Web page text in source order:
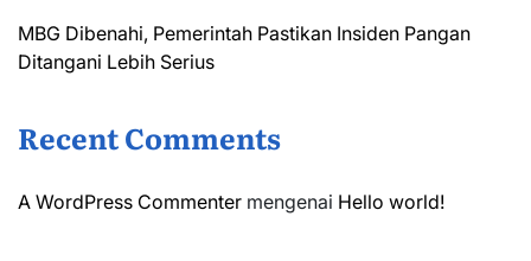
MBG Dibenahi, Pemerintah Pastikan Insiden Pangan
Ditangani Lebih Serius
Recent Comments
A WordPress Commenter mengenai Hello world!